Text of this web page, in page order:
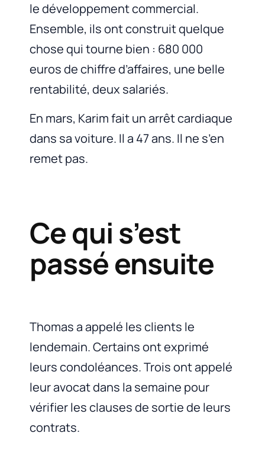
le développement commercial.
Ensemble, ils ont construit quelque
chose qui tourne bien : 680 000
euros de chiffre d’affaires, une belle
rentabilité, deux salariés.
En mars, Karim fait un arrêt cardiaque
dans sa voiture. Il a 47 ans. Il ne s’en
remet pas.
Ce qui s’est
passé ensuite
Thomas a appelé les clients le
lendemain. Certains ont exprimé
leurs condoléances. Trois ont appelé
leur avocat dans la semaine pour
vérifier les clauses de sortie de leurs
contrats.